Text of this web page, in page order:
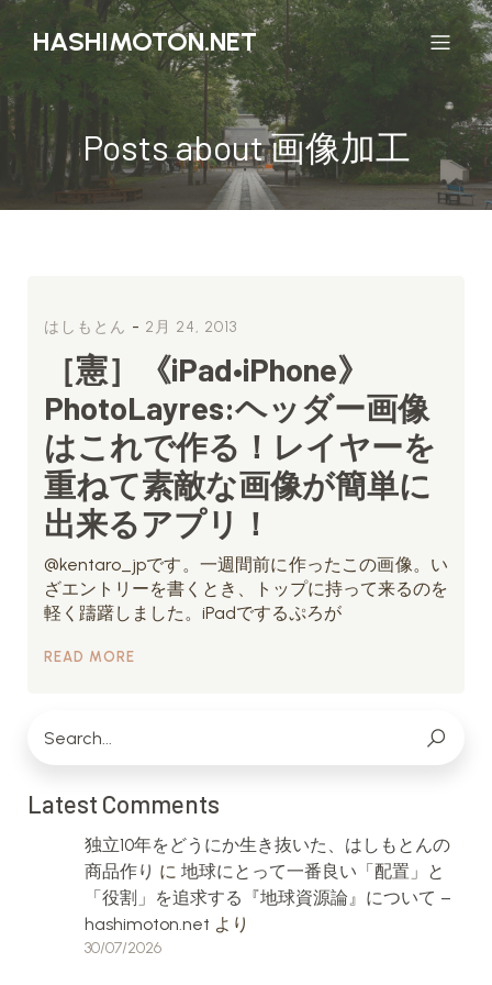
HASHIMOTON.NET
Posts about 画像加工
はしもとん - 2月 24, 2013
［憲］《iPad•iPhone》
PhotoLayres:ヘッダー画像
はこれで作る！レイヤーを
重ねて素敵な画像が簡単に
出来るアプリ！
@kentaro_jpです。一週間前に作ったこの画像。い
ざエントリーを書くとき、トップに持って来るのを
軽く躊躇しました。iPadでするぷろが
READ MORE
Latest Comments
独立10年をどうにか生き抜いた、はしもとんの
商品作り に 地球にとって一番良い「配置」と
「役割」を追求する『地球資源論』について –
hashimoton.net より
30/07/2026